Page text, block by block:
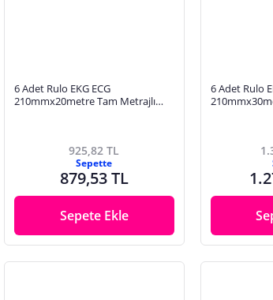
6 Adet Rulo EKG ECG
210mmx20metre Tam Metrajlı
925,82 TL
Sepette
879,53 TL
Sepete Ekle
6 Adet Rulo